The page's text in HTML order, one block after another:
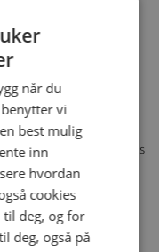
at barnet skal sove
– strøm eller kraftig
miljøet de
den utenfor babyens
så liten at den passer i
med overalt.
bruk USB-kabelen
når du
vi
best mulig
inn
hvordan
cookies
deg, og for
deg, også på